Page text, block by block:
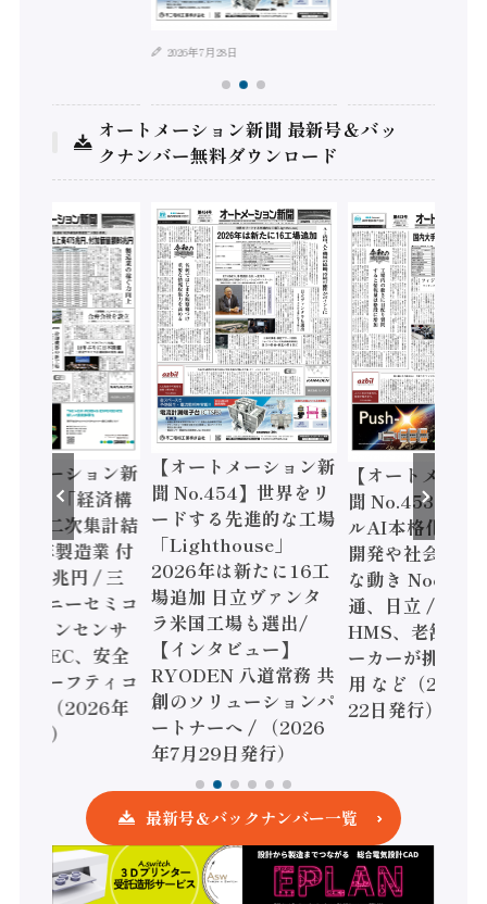
2026年7月28日
オートメーション新聞 最新号＆バッ
クナンバー無料ダウンロード
トメーション新
】世界をリ
る先進的な工場
」
は新たに16工
日立ヴァンタ
工場も選出/
タビュー】
八道常務 共
リューションパ
ーへ / （2026
【オートメーション新
聞 No.453】フィジカ
ルAI本格化へ 国産AI
開発や社会実装に活発
な動き Noetra、富士
通、日立 / 兵神装備 ×
HMS、老舗ポンプメ
ーカーが挑むデータ活
用 など（2026年7月
22日発行）
【オートメーシ
聞 No.452】ロ
ェル「スマート
ファクチャリン
書2026」、日
ピード感に課題
ソニック インダ
リー、モーショ
強化 / オムロン
安全設計支援（
最新号＆バックナンバー一覧